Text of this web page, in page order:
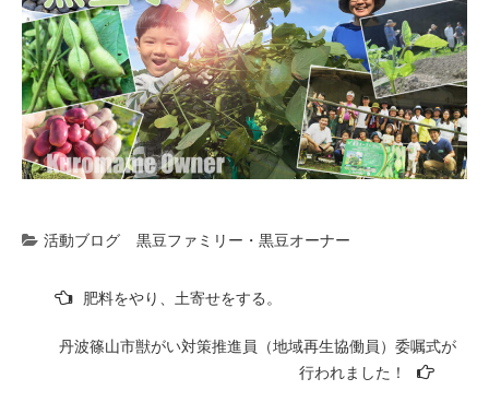
活動ブログ 黒豆ファミリー・黒豆オーナー
肥料をやり、土寄せをする。
丹波篠山市獣がい対策推進員（地域再生協働員）委嘱式が
行われました！